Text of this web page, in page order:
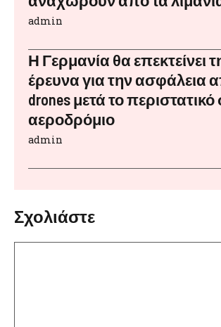
admin
Η Γερμανία θα επεκτείνει
έρευνα για την ασφάλεια
drones μετά το περιστατικό
αεροδρόμιο
admin
Σχολιάστε